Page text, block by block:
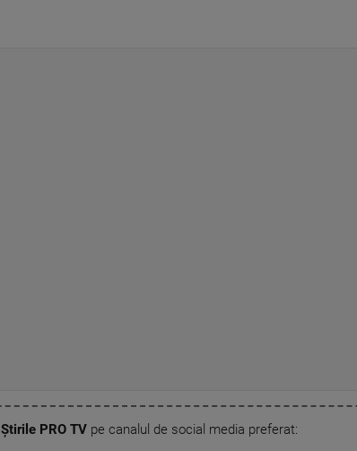
Știrile PRO TVpe canalul de social media preferat: